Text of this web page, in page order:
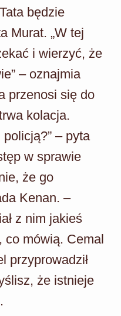
będzie
Murat. „W tej
i wierzyć, że
– oznajmia
przenosi się do
kolacja.
policją?” – pyta
w sprawie
że go
Kenan. –
z nim jakieś
co mówią. Cemal
przyprowadził
że istnieje